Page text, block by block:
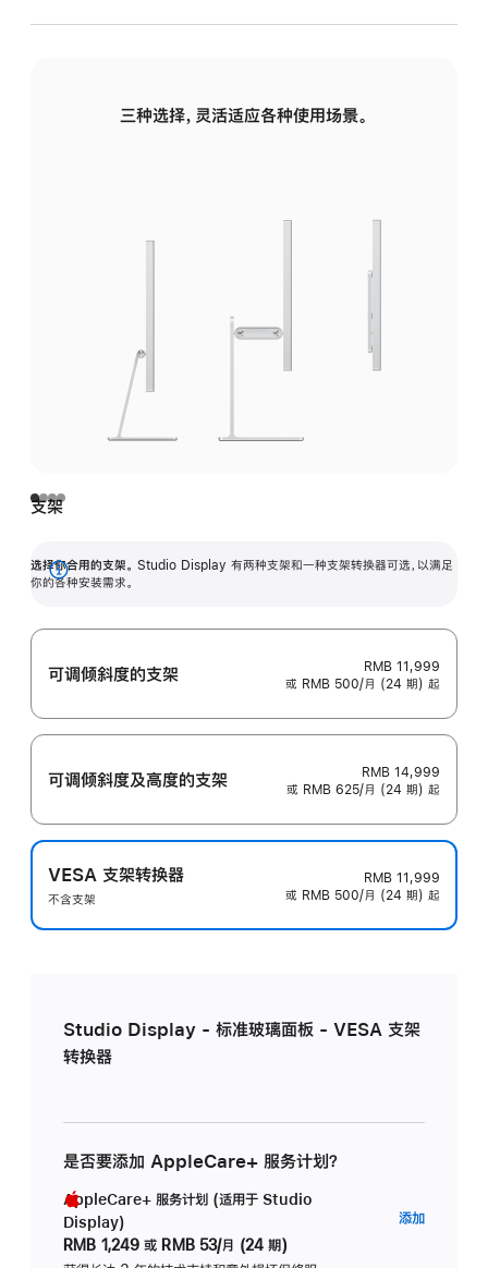
三种选择，灵活适应各种使用场景。
支架
选择你合用的支架。 Studio Display 有两种支架和一种支架转换器可选，以满足
你的各种安装需求。
展
可调倾斜度的支架
RMB 11,999
或 RMB 500/月 (24 期) 起
可调倾斜度及高‍度的支‍架
RMB 14,999
或 RMB 625/月 (24 期) 起
VESA 支架转换器
不含支架
RMB 11,999
或 RMB 500/月 (24 期) 起
Studio Display - 标准玻璃面板 - VESA 支架
转换器
是否要添加 AppleCare+ 服务计划？
AppleCare+ 服务计划 (适用于 Studio
Display)
RMB 1,249 或 RMB 53/月 (24 期)
添加